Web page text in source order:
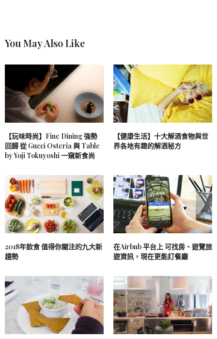
You May Also Like
【玩味時尚】Fine Dining 強勢
回歸 從 Gucci Osteria 與 Table
by Yoji Tokuyoshi 一窺新食尚
【健康生活】十大解酒食物與世
界各地有趣的解酒秘方
2018年飲食 值得你關注的九大新
趨勢
在Airbnb 平台上 可找房、遊覽旅
遊資訊，現在更能訂餐廳